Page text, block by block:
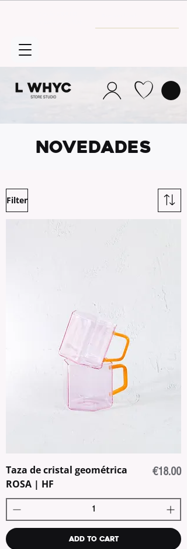
NOVEDADES
Filter
Taza de cristal geométrica
ROSA | HF
Price
€18.00
Add to Cart